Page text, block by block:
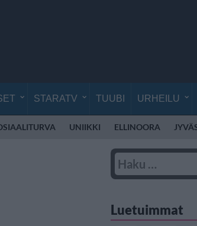
STARATV TUUBI URHEILU
UNIIKKI ELLINOORA
Luetuimmat